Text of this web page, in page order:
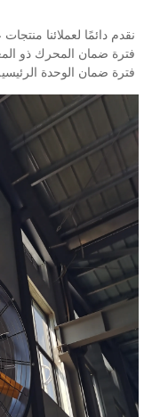
نقدم دائمًا لعملائنا
فترة ضمان المحرك ذو
فترة ضمان الوحدة الرئيسية 18